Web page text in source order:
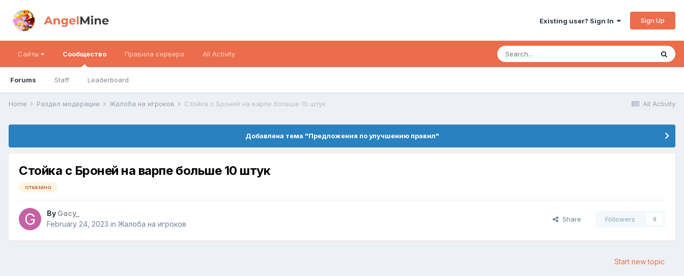
Existing user? Sign In Sign Up
Сайты Сообщество
Forums Staff Leaderboard
Правила сервера All Activity
All Activity
Home Раздел модерации Жалоба на игроков Стойка с Броней на варпе больше 10 штук
Добавлена тема "Предложения по улучшению правил"
Стойка с Броней на варпе больше 10 штук
отказано
By Gacy_
February 24, 2023 in Жалоба на игроков
Share Followers 0
Start new topic